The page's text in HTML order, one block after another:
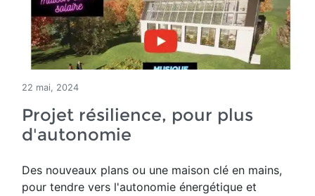
22 mai, 2024
Projet résilience, pour plus
d'autonomie
Des nouveaux plans ou une maison clé en mains,
pour tendre vers l'autonomie énergétique et